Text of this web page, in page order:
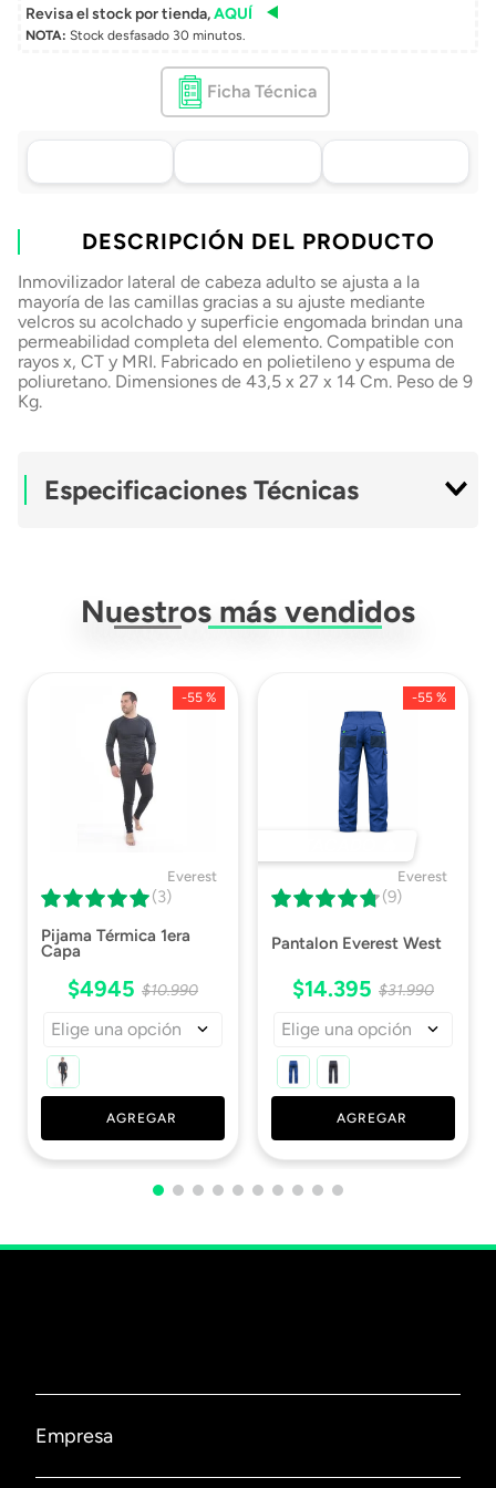
Revisa el stock por tienda,AQUÍ
NOTA: Stock desfasado 30 minutos.
Ficha Técnica
Tu compra, directo a
todo Chile
Retiro en tienda sin
Elige tu tienda más
cercana
por WhatsApp
nuestros ejecutivos
DESCRIPCIÓN DEL PRODUCTO
Inmovilizador lateral de cabeza adulto se ajusta a la
mayoría de las camillas gracias a su ajuste mediante
velcros su acolchado y superficie engomada brindan una
permeabilidad completa del elemento. Compatible con
rayos x, CT y MRI. Fabricado en polietileno y espuma de
poliuretano. Dimensiones de 43,5 x 27 x 14 Cm. Peso de 9
Kg.
Especificaciones Técnicas
Nuestros más vendidos
-55 %
Everest
(3)
Pijama Térmica 1era
Capa
$4945 $10.990
Elige una opción
AGREGAR
-55 %
Everest
(9)
Pantalon Everest West
$14.395 $31.990
Elige una opción
AGREGAR
Empresa